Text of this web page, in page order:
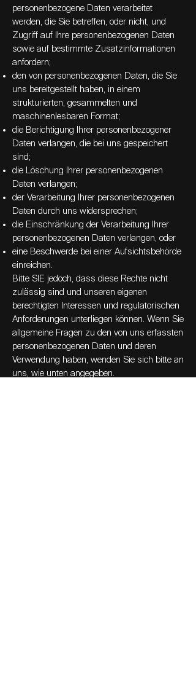
personenbezogene Daten verarbeitet
werden, die Sie betreffen, oder nicht, und
Zugriff auf Ihre personenbezogenen Daten
sowie auf bestimmte Zusatzinformationen
anfordern;
den von personenbezogenen Daten, die Sie
uns bereitgestellt haben, in einem
strukturierten, gesammelten und
maschinenlesbaren Format;
die Berichtigung lhrer personenbezogener
Daten verlangen, die bei uns gespeichert
sind;
die Löschung Ihrer personenbezogenen
Daten verlangen;
der Verarbeitung Ihrer personenbezogenen
Daten durch uns widersprechen;
die Einschränkung der Verarbeitung Ihrer
personenbezogenen Daten verlangen, oder
eine Beschwerde bei einer Aufsichtsbehörde
einreichen.
Bitte SIE jedoch, dass diese Rechte nicht
zulässig sind und unseren eigenen
berechtigten Interessen und regulatorischen
Anforderungen unterliegen können. Wenn Sie
allgemeine Fragen zu den von uns erfassten
personenbezogenen Daten und deren
Verwendung haben, wenden Sie sich bitte an
uns, wie unten angegeben.